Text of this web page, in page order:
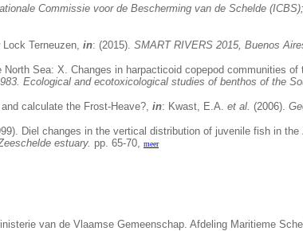
Commissie voor de Bescherming van de Schelde
Terneuzen, in: (2015). SMART RIVERS 2015, Buenos
Sea: X. Changes in harpacticoid copepod communities
Ecological and ecotoxicological studies of benthos of the
calculate the Frost-Heave?, in: Kwast, E.A. et al. (2006).
Diel changes in the vertical distribution of juvenile fish in the
estuary. pp. 65-70, meer
van de Vlaamse Gemeenschap. Afdeling Maritieme